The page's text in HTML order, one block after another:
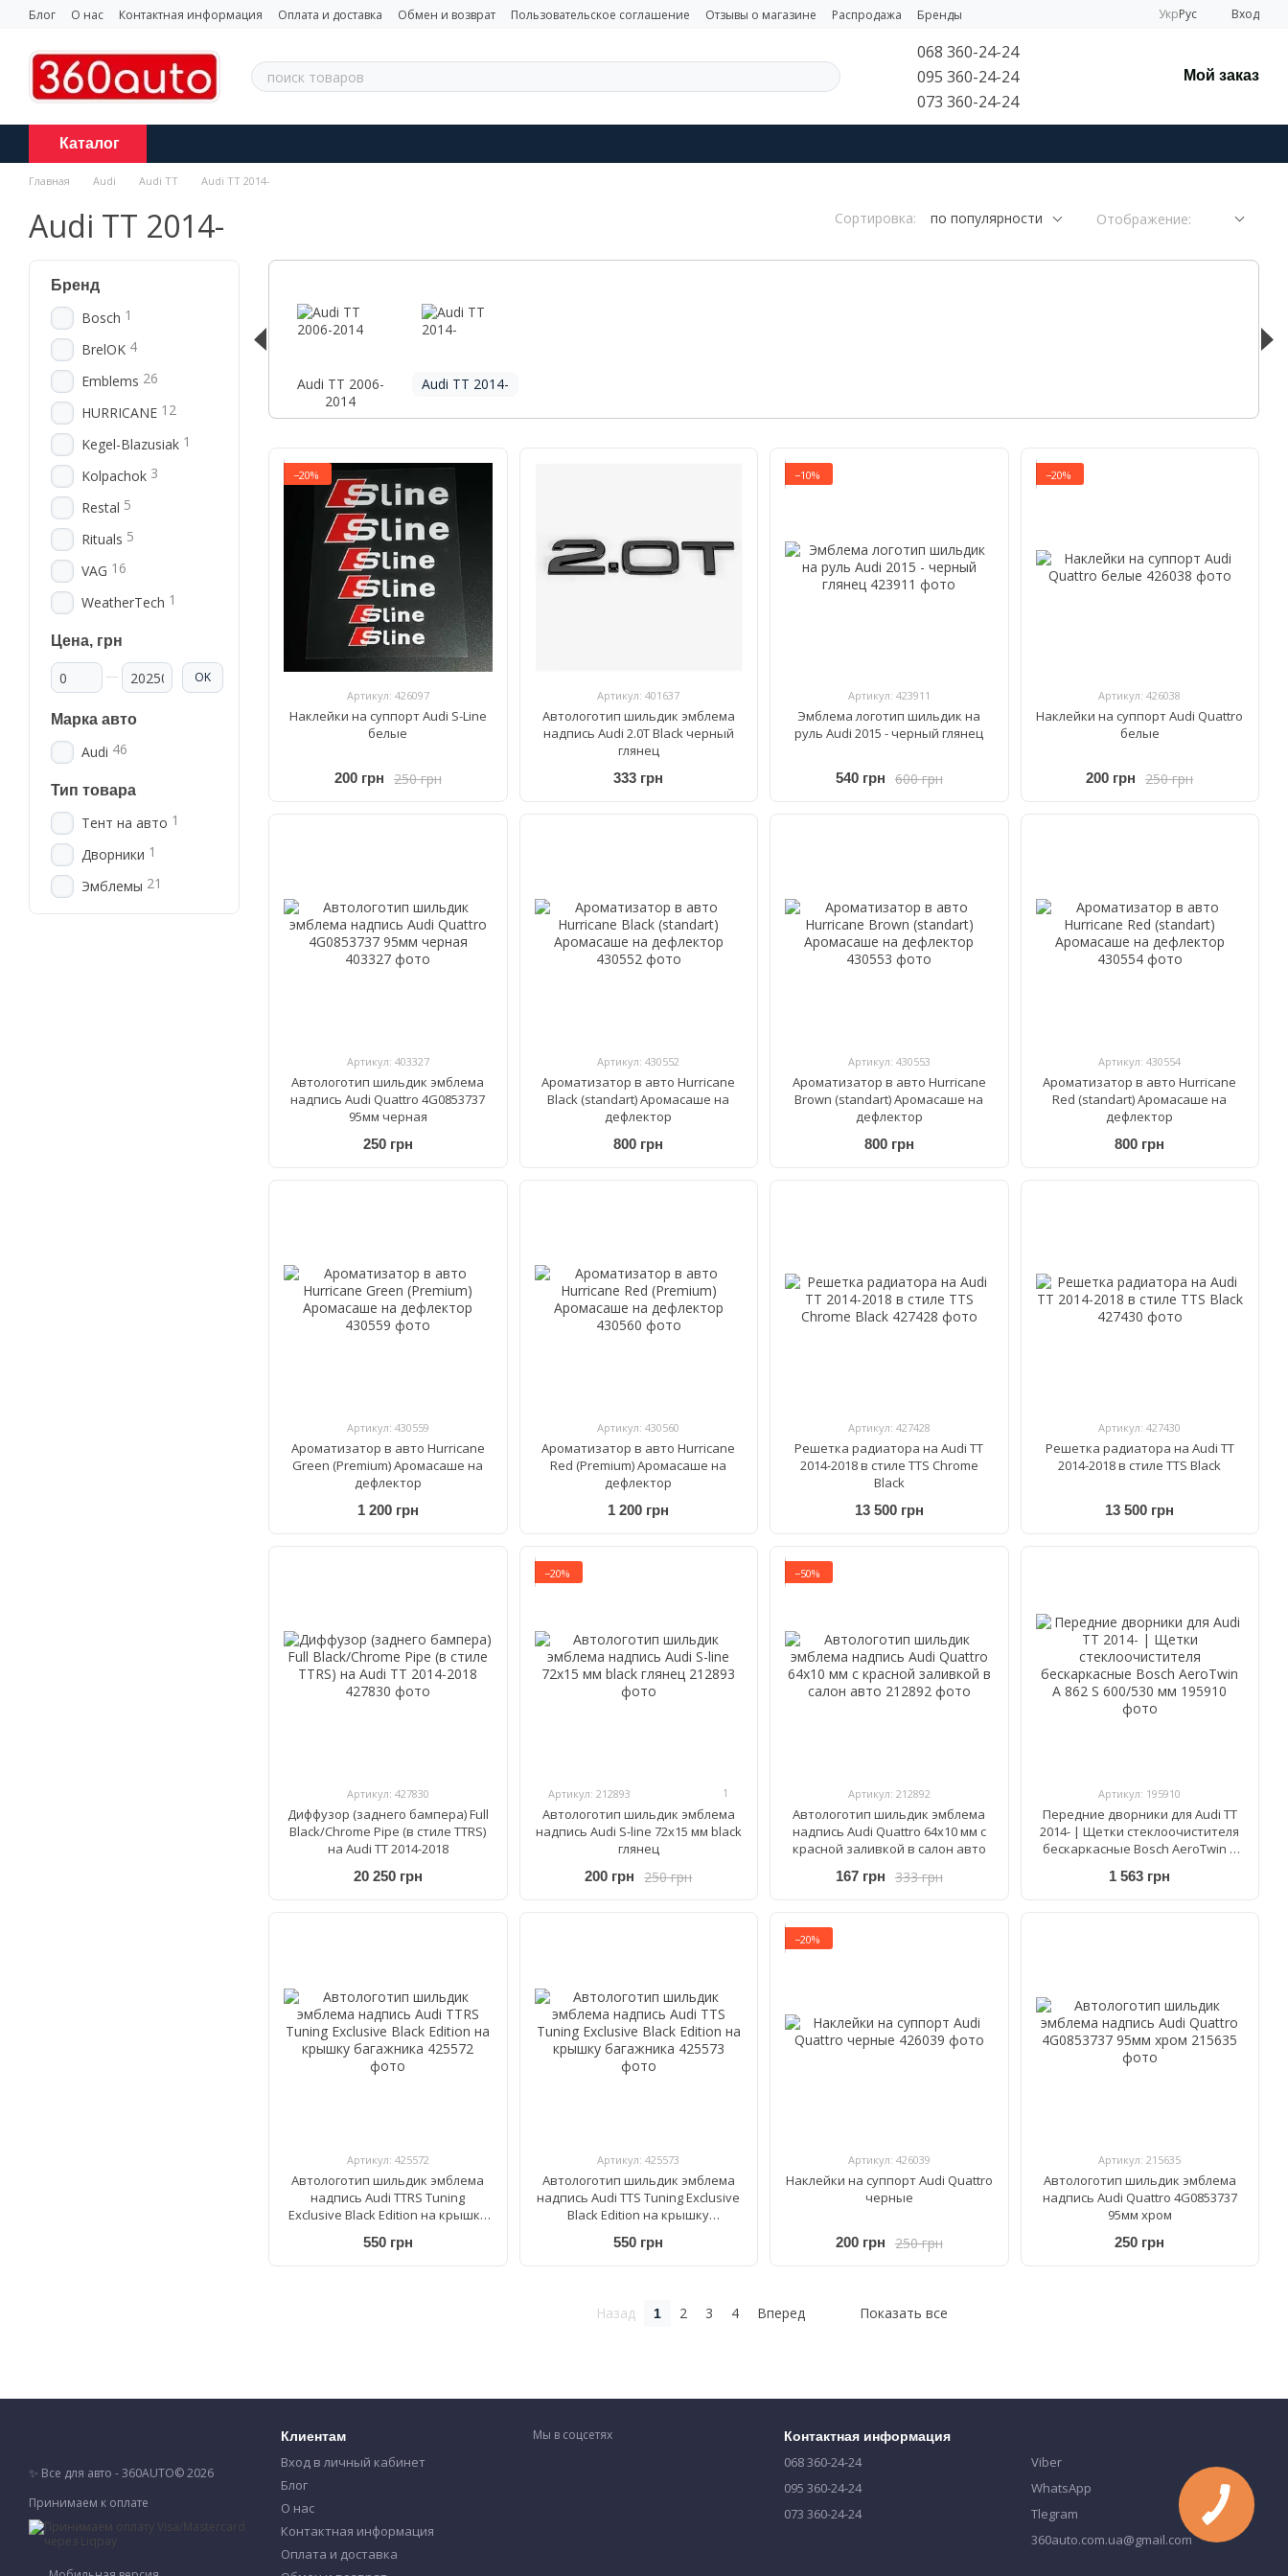
Перейти к основному контенту
Блог О нас Контактная информация Оплата и доставка Обмен и возврат Пользовательское соглашение Отзывы о магазине Распродажа Бренды УкрРус Вход
068 360-24-24
095 360-24-24
073 360-24-24
Мой заказ
Каталог
Главная Audi Audi TT Audi TT 2014-
Audi TT 2014- Сортировка: по популярности Отображение:
Audi TT 2006-
2014
Audi TT 2014-
−20%
Артикул: 426097
Наклейки на суппорт Audi S-Line
белые
250 грн
200 грн
Артикул: 401637
Автологотип шильдик эмблема
надпись Audi 2.0T Black черный
глянец
333 грн
−10%
Артикул: 423911
Эмблема логотип шильдик на
руль Audi 2015 - черный глянец
600 грн
540 грн
−20%
Артикул: 426038
Наклейки на суппорт Audi Quattro
белые
250 грн
200 грн
Артикул: 403327
Автологотип шильдик эмблема
надпись Audi Quattro 4G0853737
95мм черная
250 грн
Артикул: 430552
Ароматизатор в авто Hurricane
Black (standart) Аромасаше на
дефлектор
800 грн
Артикул: 430553
Ароматизатор в авто Hurricane
Brown (standart) Аромасаше на
дефлектор
800 грн
Артикул: 430554
Ароматизатор в авто Hurricane
Red (standart) Аромасаше на
дефлектор
800 грн
Артикул: 430559
Ароматизатор в авто Hurricane
Green (Premium) Аромасаше на
дефлектор
1 200 грн
Артикул: 430560
Ароматизатор в авто Hurricane
Red (Premium) Аромасаше на
дефлектор
1 200 грн
Артикул: 427428
Решетка радиатора на Audi TT
2014-2018 в стиле TTS Chrome
Black
13 500 грн
Артикул: 427430
Решетка радиатора на Audi TT
2014-2018 в стиле TTS Black
13 500 грн
Артикул: 427830
Диффузор (заднего бампера) Full
Black/Chrome Pipe (в стиле TTRS)
на Audi TT 2014-2018
20 250 грн
−20%
Артикул: 212893 1
Автологотип шильдик эмблема
надпись Audi S-line 72x15 мм black
глянец
250 грн
200 грн
−50%
Артикул: 212892
Автологотип шильдик эмблема
надпись Audi Quattro 64x10 мм с
красной заливкой в салон авто
333 грн
167 грн
Артикул: 195910
Передние дворники для Audi TT
2014- | Щетки стеклоочистителя
бескаркасные Bosch AeroTwin A
1 563 грн
Артикул: 425572
Автологотип шильдик эмблема
надпись Audi TTRS Tuning
Exclusive Black Edition на крышку
550 грн
Артикул: 425573
Автологотип шильдик эмблема
надпись Audi TTS Tuning Exclusive
Black Edition на крышку
550 грн
−20%
Артикул: 426039
Наклейки на суппорт Audi Quattro
черные
250 грн
200 грн
Артикул: 215635
Автологотип шильдик эмблема
надпись Audi Quattro 4G0853737
95мм хром
250 грн
Назад 1 2 3 4 Вперед Показать все
Бренд
Bosch 1
BrelOK 4
Emblems 26
HURRICANE 12
Kegel-Blazusiak 1
Kolpachok 3
Restal 5
Rituals 5
VAG 16
WeatherTech 1
Цена, грн
От Цена, грн
До Цена, грн OK
Марка авто
Audi 46
Тип товара
Тент на авто 1
Дворники 1
Эмблемы 21
✨ Все для авто - 360AUTO© 2026
Принимаем к оплате
Клиентам
Вход в личный кабинет
Блог
О нас
Контактная информация
Оплата и доставка
Мы в соцсетях Контактная информация
068 360-24-24
095 360-24-24
073 360-24-24
Viber
WhatsApp
Tlegram
360auto.com.ua@gmail.com